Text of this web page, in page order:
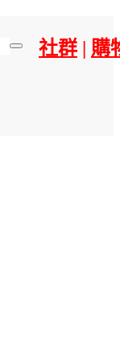
社群 | 購